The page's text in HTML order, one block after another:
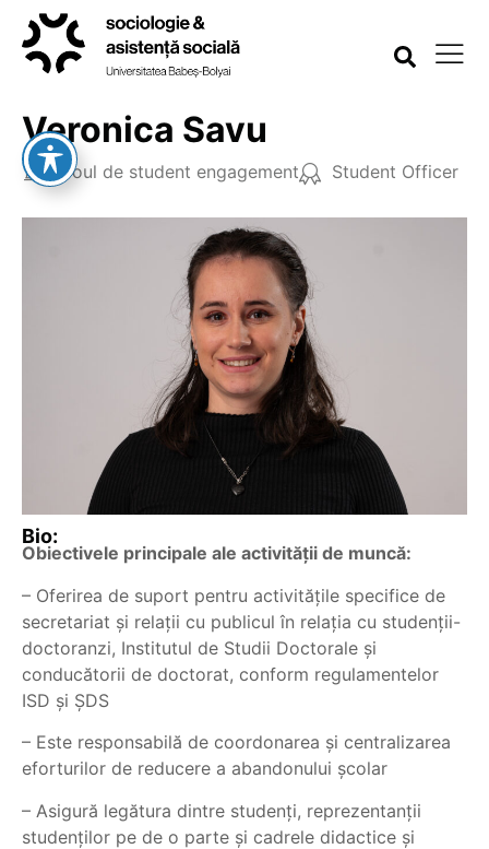
Veronica Savu
Biroul de student engagement Student Officer
Bio:
Obiectivele principale ale activității de muncă:
– Oferirea de suport pentru activitățile specifice de
secretariat și relații cu publicul în relația cu studenții-
doctoranzi, Institutul de Studii Doctorale și
conducătorii de doctorat, conform regulamentelor
ISD și ȘDS
– Este responsabilă de coordonarea și centralizarea
eforturilor de reducere a abandonului școlar
– Asigură legătura dintre studenți, reprezentanții
studenților pe de o parte și cadrele didactice și